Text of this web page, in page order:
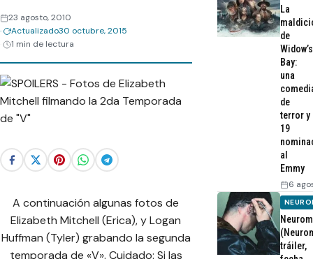
23 agosto, 2010
Actualizado30 octubre, 2015
1 min de lectura
A continuación algunas fotos de
Elizabeth Mitchell (Erica), y Logan
Huffman (Tyler) grabando la segunda
temporada de «V». Cuidado: Si las
La
de
Widow’s
Bay:
una
de
terror y
19
al
Emmy
6
tráiler,